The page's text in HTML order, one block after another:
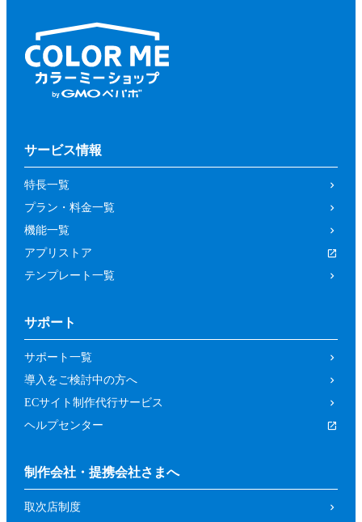
サービス情報
特長一覧
プラン・料金一覧
機能一覧
アプリストア
テンプレート一覧
サポート
サポート一覧
導入をご検討中の方へ
ECサイト制作代行サービス
ヘルプセンター
制作会社・提携会社さまへ
取次店制度